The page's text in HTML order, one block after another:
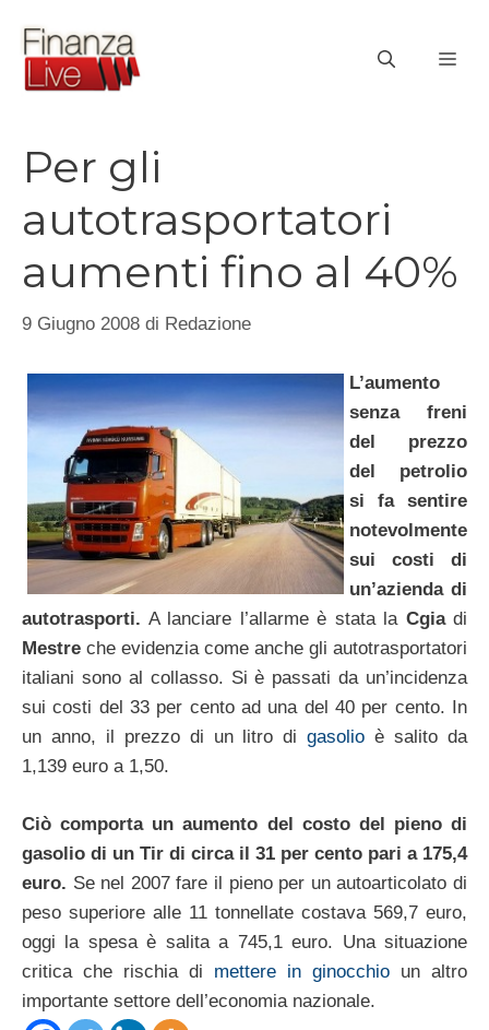
contenuto
Per gli
autotrasportatori
aumenti fino al 40%
9 Giugno 2008 di Redazione
L’aumento
senza freni
del prezzo
del petrolio
si fa sentire
notevolmente
sui costi di
un’azienda di
autotrasporti. A lanciare l’allarme è stata la Cgiadi
Mestre che evidenzia come anche gli autotrasportatori
italiani sono al collasso. Si è passati da un’incidenza
sui costi del 33 per cento ad una del 40 per cento. In
un anno, il prezzo di un litro digasolio è salito da
1,139 euro a 1,50.
Ciò comporta un aumento del costo del pieno di
gasolio di un Tir di circa il 31 per cento pari a 175,4
euro. Se nel 2007 fare il pieno per un autoarticolato di
peso superiore alle 11 tonnellate costava 569,7 euro,
oggi la spesa è salita a 745,1 euro. Una situazione
critica che rischia di mettere in ginocchio un altro
importante settore dell’economia nazionale.